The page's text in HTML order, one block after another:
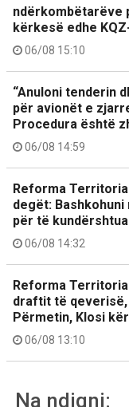
ndërkombëtarëve
kërkesë edhe
06/08 15:10
“Anuloni tenderin
për avionët e
Procedura është
06/08 14:59
Reforma
degët:
për të
06/08 14:32
Reforma
draftit të qeverisë,
Përmetin, Klosi
06/08 13:10
Na ndiqni: